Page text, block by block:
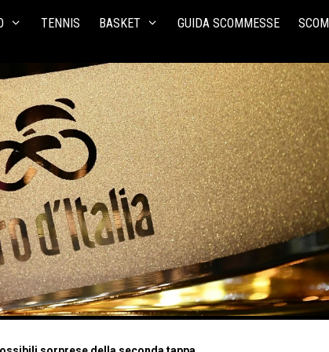
TENNIS BASKET GUIDA SCOMMESSE